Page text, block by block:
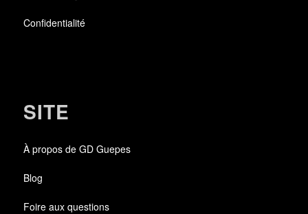
Confidentialité
SITE
À propos de GD Guepes
Blog
Foire aux questions